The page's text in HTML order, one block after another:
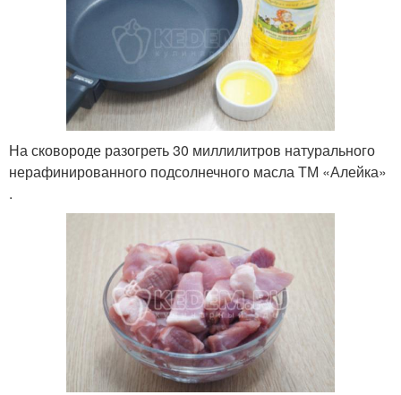
На сковороде разогреть 30 миллилитров натурального
нерафинированного подсолнечного масла ТМ «Алейка»
.